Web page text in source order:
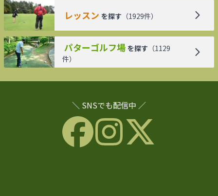
レッスン を探す （1929件）
パターゴルフ場 を探す （1129
件）
＼ SNSでも配信中 ／